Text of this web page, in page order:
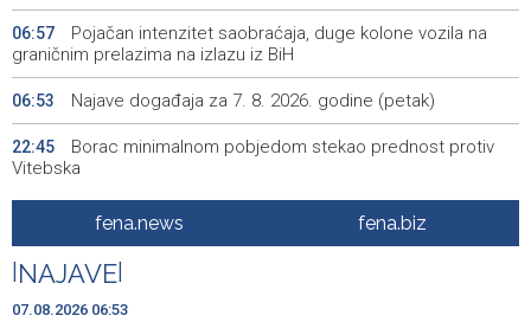
06:57
Pojačan intenzitet saobraćaja, duge kolone vozila na
graničnim prelazima na izlazu iz BiH
06:53 Najave događaja za 7. 8. 2026. godine (petak)
22:45
Borac minimalnom pobjedom stekao prednost protiv
Vitebska
Bacačice kugle Bešlija i Baručija bez plasmana u finale
juniorskog SP-a
20:36
Počeo memorijalni turnir 'Streetball Tomislavgrad 2026.
Branimir Mašić Bani'
fena.news fena.biz
NAJAVE
07.08.2026 06:53